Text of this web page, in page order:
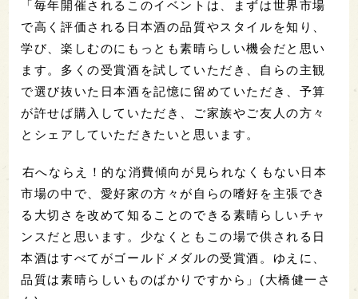
「毎年開催されるこのイベントは、
まずは世界市場
で高く評価される日本酒の品質やスタイルを知り、
学び、楽しむのにもっとも素晴らしい機会だと思い
ます。多くの受賞酒を試していただき、
自らの主観
で選び抜いた日本酒を記憶に留めていただき、 予算
が許せば購入していただき、ご家族やご友人の方々
とシェアしていただきたいと思います。
右へならえ！的な消費傾向が見られなくもない日本
市場の中で、愛好家の方々が自らの嗜好を主張でき
る大切さを改めて知ることのできる素晴らしいチャ
ンスだと思います。少なくともこの場で供される日
本酒はすべてがゴールドメダルの受賞酒。ゆえに、
品質は素晴らしいものばかりですから」(大橋健一さ